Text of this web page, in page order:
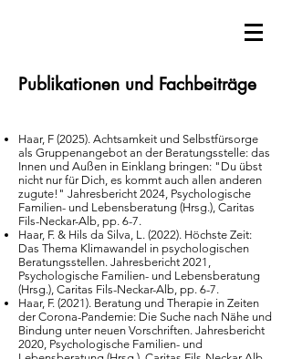
Publikationen und Fachbeiträge
Haar, F (2025). Achtsamkeit und Selbstfürsorge
als Gruppenangebot an der Beratungsstelle: das
Innen und Außen in Einklang bringen: "Du übst
nicht nur für Dich, es kommt auch allen anderen
zugute!" Jahresbericht 2024, Psychologische
Familien- und Lebensberatung (Hrsg.), Caritas
Fils-Neckar-Alb, pp. 6-7.
Haar, F. & Hils da Silva, L. (2022). Höchste Zeit:
Das Thema Klimawandel in psychologischen
Beratungsstellen. Jahresbericht 2021,
Psychologische Familien- und Lebensberatung
(Hrsg.), Caritas Fils-Neckar-Alb, pp. 6-7.
Haar, F. (2021). Beratung und Therapie in Zeiten
der Corona-Pandemie: Die Suche nach Nähe und
Bindung unter neuen Vorschriften. Jahresbericht
2020, Psychologische Familien- und